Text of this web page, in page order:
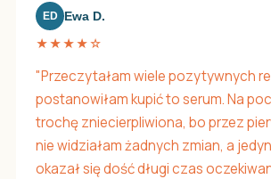
ED Ewa D.
★★★★☆
"Przeczytałam wiele pozytywnych
postanowiłam kupić to serum. Na
trochę zniecierpliwiona, bo przez
nie widziałam żadnych zmian, a
okazał się dość długi czas